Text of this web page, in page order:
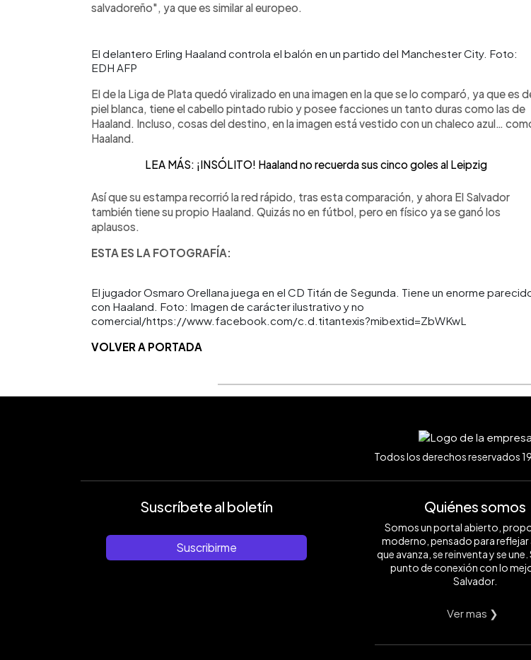
salvadoreño", ya que es similar al europeo.
El delantero Erling Haaland controla el balón en un partido del Manchester City. Foto:
EDH AFP
El de la Liga de Plata quedó viralizado en una imagen en la que se lo comparó, ya que es
piel blanca, tiene el cabello pintado rubio y posee facciones un tanto duras como las de
Haaland. Incluso, cosas del destino, en la imagen está vestido con un chaleco azul…
Haaland.
LEA MÁS: ¡INSÓLITO! Haaland no recuerda sus cinco goles al Leipzig
Así que su estampa recorrió la red rápido, tras esta comparación, y ahora El Salvador
también tiene su propio Haaland. Quizás no en fútbol, pero en físico ya se ganó los
aplausos.
ESTA ES LA FOTOGRAFÍA:
El jugador Osmaro Orellana juega en el CD Titán de Segunda. Tiene un enorme
con Haaland. Foto: Imagen de carácter ilustrativo y no
comercial/https://www.facebook.com/c.d.titantexis?mibextid=ZbWKwL
VOLVER A PORTADA
Todos los derechos reservados
Suscríbete al boletín
Suscribirme
Quiénes somos
Somos un portal abierto,
moderno, pensado para reflejar
que avanza, se reinventa y se
punto de conexión con lo
Salvador.
Ver mas ❯